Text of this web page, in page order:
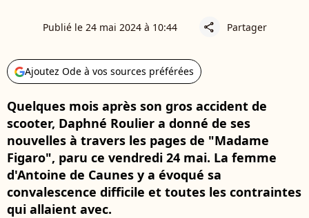
Publié le 24 mai 2024 à 10:44 share Partager
Ajoutez Ode à vos sources préférées
Quelques mois après son gros accident de
scooter, Daphné Roulier a donné de ses
nouvelles à travers les pages de "Madame
Figaro", paru ce vendredi 24 mai. La femme
d'Antoine de Caunes y a évoqué sa
convalescence difficile et toutes les contraintes
qui allaient avec.